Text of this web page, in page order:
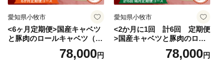
愛知県小牧市
<6ヶ月定期便>国産キャベツ
と豚肉のロールキャベツ（4P
78,000円
愛知県小牧市
<2か月に1回 計6回 定期便
>国産キャベツと豚肉のロー
ルキャベツ（4P入り）
78,000円